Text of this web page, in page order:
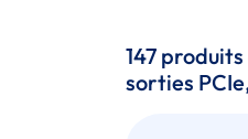
147
sorties